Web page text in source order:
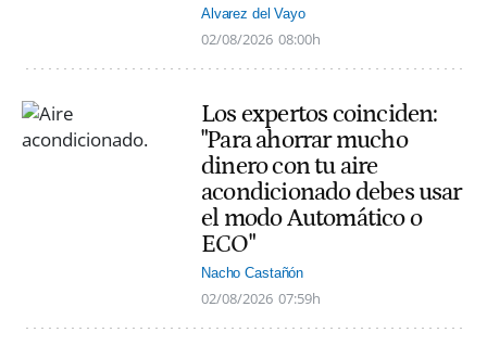
Alvarez del Vayo
02/08/2026 08:00h
Los expertos coinciden:
"Para ahorrar mucho
dinero con tu aire
acondicionado debes usar
el modo Automático o
ECO"
Nacho Castañón
02/08/2026 07:59h